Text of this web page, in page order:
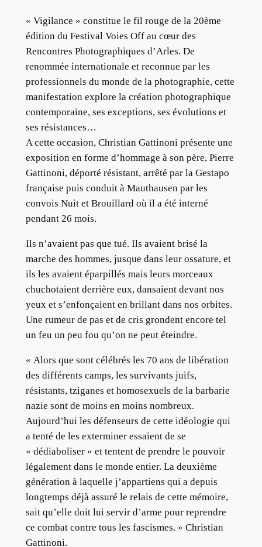
« Vigilance » constitue le fil rouge de la 20ème
édition du Festival Voies Off au cœur des
Rencontres Photographiques d’Arles. De
renommée internationale et reconnue par les
professionnels du monde de la photographie, cette
manifestation explore la création photographique
contemporaine, ses exceptions, ses évolutions et
ses résistances…
A cette occasion, Christian Gattinoni présente une
exposition en forme d’hommage à son père, Pierre
Gattinoni, déporté résistant, arrêté par la Gestapo
française puis conduit à Mauthausen par les
convois Nuit et Brouillard où il a été interné
pendant 26 mois.
Ils n’avaient pas que tué. Ils avaient brisé la
marche des hommes, jusque dans leur ossature, et
ils les avaient éparpillés mais leurs morceaux
chuchotaient derrière eux, dansaient devant nos
yeux et s’enfonçaient en brillant dans nos orbites.
Une rumeur de pas et de cris grondent encore tel
un feu un peu fou qu’on ne peut éteindre.
« Alors que sont célébrés les 70 ans de libération
des différents camps, les survivants juifs,
résistants, tziganes et homosexuels de la barbarie
nazie sont de moins en moins nombreux.
Aujourd’hui les défenseurs de cette idéologie qui
a tenté de les exterminer essaient de se
« dédiaboliser » et tentent de prendre le pouvoir
légalement dans le monde entier. La deuxième
génération à laquelle j’appartiens qui a depuis
longtemps déjà assuré le relais de cette mémoire,
sait qu’elle doit lui servir d’arme pour reprendre
ce combat contre tous les fascismes. » Christian
Gattinoni.